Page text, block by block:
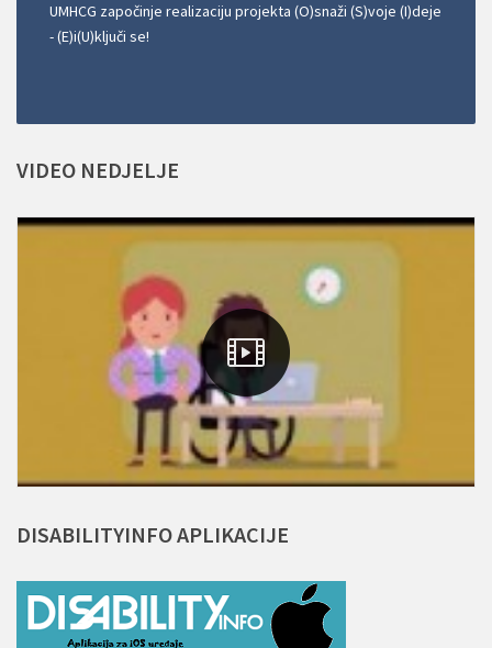
UMHCG započinje realizaciju projekta (O)snaži (S)voje (I)deje
- (E)i(U)ključi se!
VIDEO NEDJELJE
DISABILITYINFOAPLIKACIJE